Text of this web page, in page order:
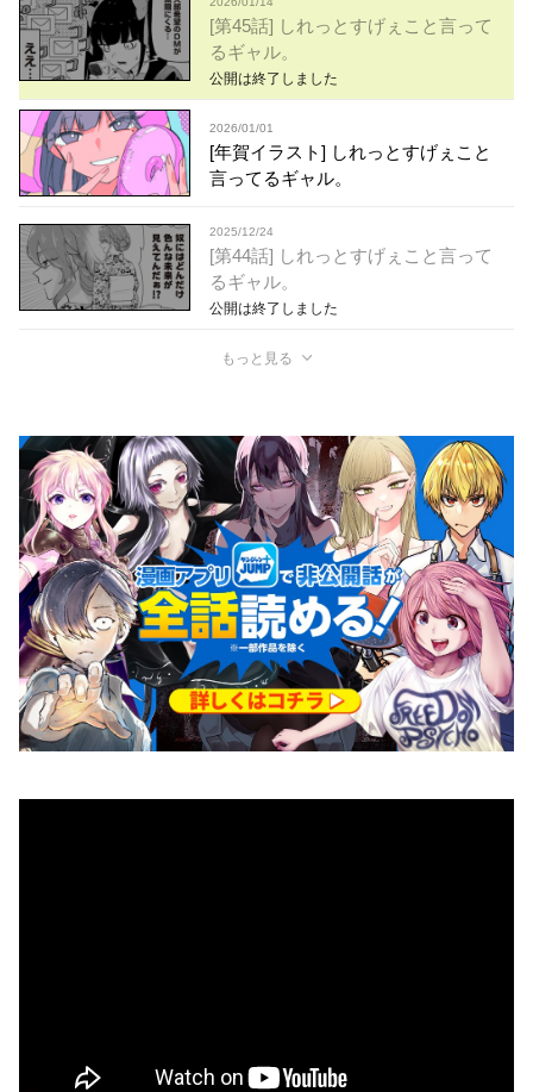
[第45話] しれっとすげぇこと言って
るギャル。
公開は終了しました
2026/01/01
[年賀イラスト] しれっとすげぇこと
言ってるギャル。
2025/12/24
[第44話] しれっとすげぇこと言って
るギャル。
公開は終了しました
もっと見る